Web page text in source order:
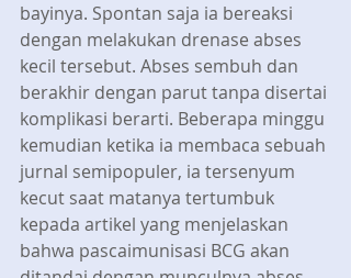
bayinya. Spontan saja ia bereaksi
dengan melakukan drenase abses
kecil tersebut. Abses sembuh dan
berakhir dengan parut tanpa disertai
komplikasi berarti. Beberapa minggu
kemudian ketika ia membaca sebuah
jurnal semipopuler, ia tersenyum
kecut saat matanya tertumbuk
kepada artikel yang menjelaskan
bahwa pascaimunisasi BCG akan